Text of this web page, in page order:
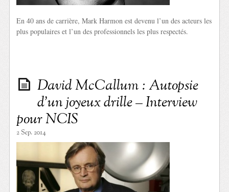
En 40 ans de carrière, Mark Harmon est devenu l’un des acteurs les
plus populaires et l’un des professionnels les plus respectés.
David McCallum : Autopsie
d’un joyeux drille – Interview
pour NCIS
2 Sep. 2014